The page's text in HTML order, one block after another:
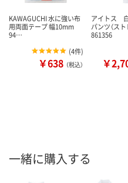
KAWAGUCHI 水に強い布
用両面テープ 幅10mm
94…
(4件)
￥638 （税込）
アイトス
パンツ（ス
861356
￥
一緒に購入する